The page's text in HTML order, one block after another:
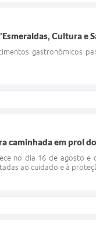
Cultura e
gastronômicos
caminhada em prol
no dia 16 de agosto
ao cuidado e à